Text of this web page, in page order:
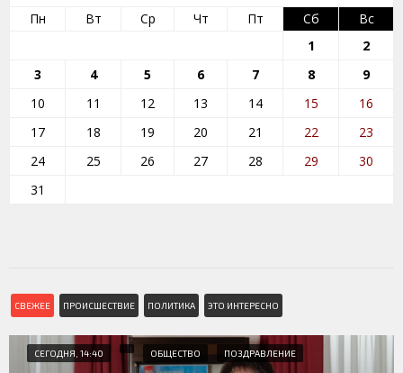
Пн
Вт Ср Чт Пт Сб
Вс
1
2
3
4 5 6 7 8
9
10
11 12 13 14 15
16
17
18 19 20 21 22
23
24
25 26 27 28 29
30
31
СВЕЖЕЕ ПРОИСШЕСТВИЕ ПОЛИТИКА ЭТО ИНТЕРЕСНО
СЕГОДНЯ, 14:40 ОБЩЕСТВО ПОЗДРАВЛЕНИЕ